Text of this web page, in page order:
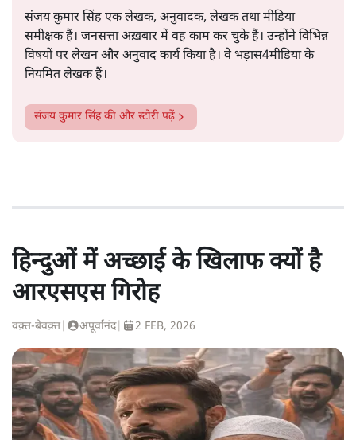
संजय कुमार सिंह एक लेखक, अनुवादक, लेखक तथा मीडिया
समीक्षक हैं। जनसत्ता अख़बार में वह काम कर चुके हैं। उन्होंने विभिन्न
विषयों पर लेखन और अनुवाद कार्य किया है। वे भड़ास4मीडिया के
नियमित लेखक हैं।
संजय कुमार सिंहकी और स्टोरी पढ़ें
हिन्दुओं में अच्छाई के खिलाफ क्यों है
आरएसएस गिरोह
वक़्त-बेवक़्त अपूर्वानंद| 2 FEB, 2026